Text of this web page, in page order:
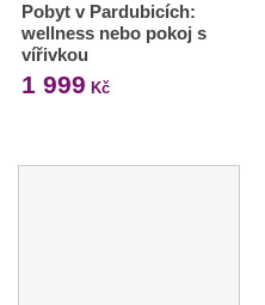
Pobyt v Pardubicích:
wellness nebo pokoj s
vířivkou
1 999 Kč